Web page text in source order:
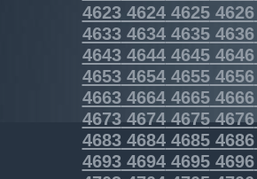
4623462446254626
4633463446354636
4643464446454646
4653465446554656
4663466446654666
4673467446754676
4683468446854686
4693469446954696